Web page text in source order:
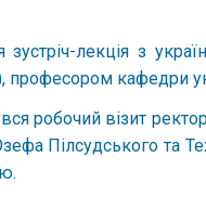
зустріч-лекція з
професором кафедри
робочий візит
Пілсудського та